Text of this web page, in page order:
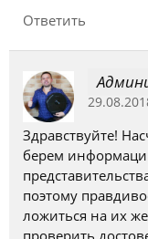
Ответить
Здравствуйте!
берем
поэтому
ложиться на их
проверить